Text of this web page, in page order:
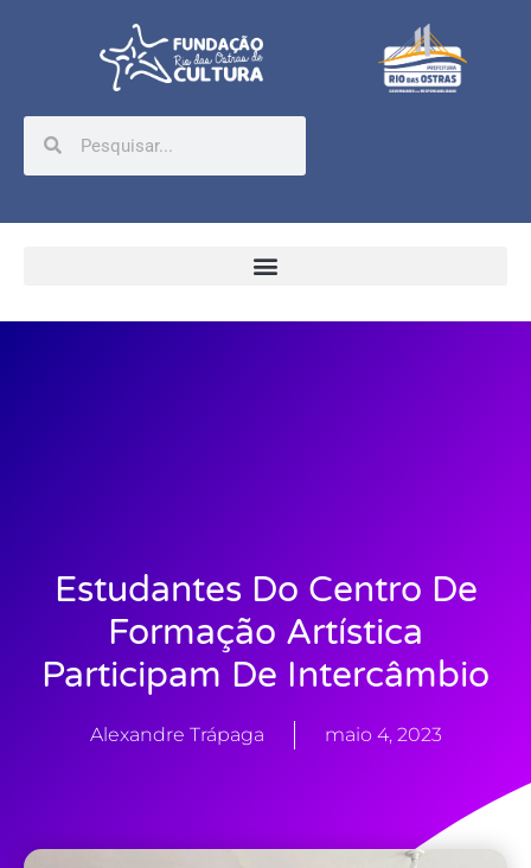
Estudantes Do Centro De
Formação Artística
Participam De Intercâmbio
Alexandre Trápaga maio 4, 2023